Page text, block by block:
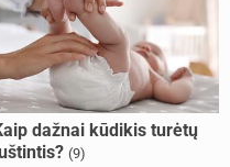
dažnai kūdikis turėtų
(9)